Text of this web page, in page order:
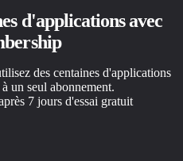
d'applications avec
des centaines d'applications
un seul abonnement.
7 jours d'essai gratuit